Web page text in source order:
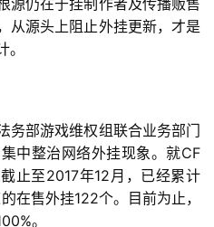
源仍在于挂制作者及传播贩售
从源头上阻止外挂更新，才是
。
务部游戏维权组联合业务部门
中整治网络外挂现象。就CF
止至2017年12 月，已经累计
在售外挂122个。目前为止，
。